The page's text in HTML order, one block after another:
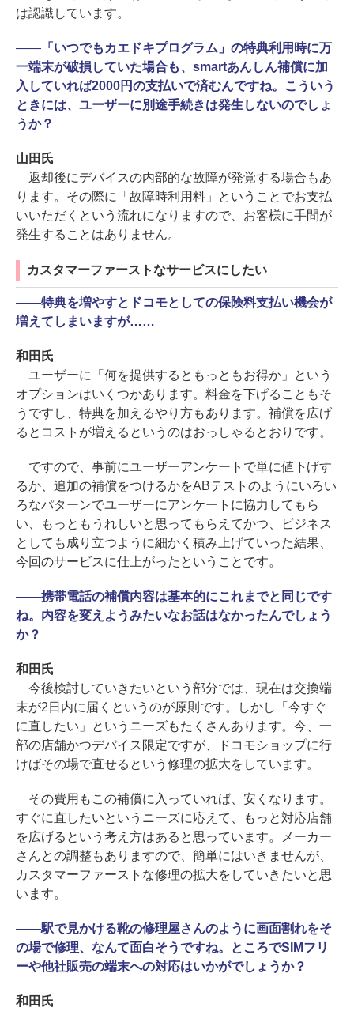
は認識しています。
――「いつでもカエドキプログラム」の特典利用時に万
一端末が破損していた場合も、smartあんしん補償に加
入していれば2000円の支払いで済むんですね。こういう
ときには、ユーザーに別途手続きは発生しないのでしょ
うか？
山田氏
返却後にデバイスの内部的な故障が発覚する場合もあ
ります。その際に「故障時利用料」ということでお支払
いいただくという流れになりますので、お客様に手間が
発生することはありません。
カスタマーファーストなサービスにしたい
――特典を増やすとドコモとしての保険料支払い機会が
増えてしまいますが……
和田氏
ユーザーに「何を提供するともっともお得か」という
オプションはいくつかあります。料金を下げることもそ
うですし、特典を加えるやり方もあります。補償を広げ
るとコストが増えるというのはおっしゃるとおりです。
ですので、事前にユーザーアンケートで単に値下げす
るか、追加の補償をつけるかをABテストのようにいろい
ろなパターンでユーザーにアンケートに協力してもら
い、もっともうれしいと思ってもらえてかつ、ビジネス
としても成り立つように細かく積み上げていった結果、
今回のサービスに仕上がったということです。
――携帯電話の補償内容は基本的にこれまでと同じです
ね。内容を変えようみたいなお話はなかったんでしょう
か？
和田氏
今後検討していきたいという部分では、現在は交換端
末が2日内に届くというのが原則です。しかし「今すぐ
に直したい」というニーズもたくさんあります。今、一
部の店舗かつデバイス限定ですが、ドコモショップに行
けばその場で直せるという修理の拡大をしています。
その費用もこの補償に入っていれば、安くなります。
すぐに直したいというニーズに応えて、もっと対応店舗
を広げるという考え方はあると思っています。メーカー
さんとの調整もありますので、簡単にはいきませんが、
カスタマーファーストな修理の拡大をしていきたいと思
います。
――駅で見かける靴の修理屋さんのように画面割れをそ
の場で修理、なんて面白そうですね。ところでSIMフリ
ーや他社販売の端末への対応はいかがでしょうか？
和田氏